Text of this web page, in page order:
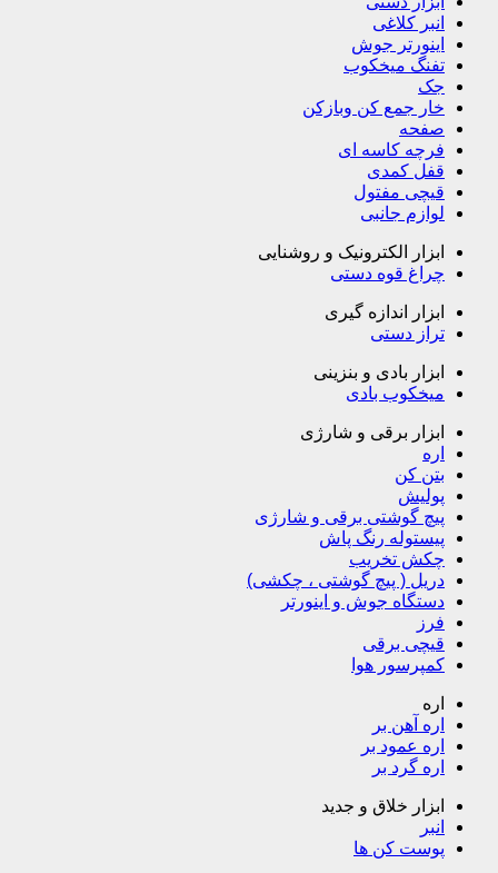
انبر کلاغی
اینورتر جوش
تفنگ میخکوب
جک
خار جمع کن وبازکن
صفحه
فرچه کاسه ای
قفل کمدی
قیچی مفتول
لوازم جانبی
ابزار الکترونیک و روشنایی
چراغ قوه دستی
ابزار اندازه گیری
تراز دستی
ابزار بادی و بنزینی
میخکوب بادی
ابزار برقی و شارژی
اره
بتن کن
پولیش
پیچ گوشتی برقی و شارژی
پیستوله رنگ پاش
چکش تخریب
دریل ( پیچ گوشتی ، چکشی)
دستگاه جوش و اینورتر
فرز
قیچی برقی
کمپرسور هوا
اره
اره آهن بر
اره عمود بر
اره گرد بر
ابزار خلاق و جدید
انبر
پوست کن ها